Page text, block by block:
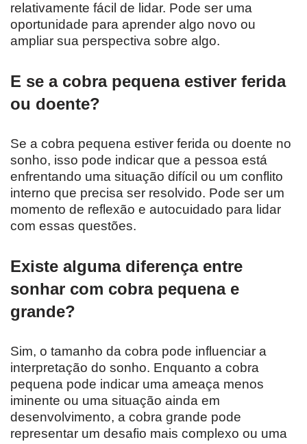
relativamente fácil de lidar. Pode ser uma
oportunidade para aprender algo novo ou
ampliar sua perspectiva sobre algo.
E se a cobra pequena estiver ferida
ou doente?
Se a cobra pequena estiver ferida ou doente no
sonho, isso pode indicar que a pessoa está
enfrentando uma situação difícil ou um conflito
interno que precisa ser resolvido. Pode ser um
momento de reflexão e autocuidado para lidar
com essas questões.
Existe alguma diferença entre
sonhar com cobra pequena e
grande?
Sim, o tamanho da cobra pode influenciar a
interpretação do sonho. Enquanto a cobra
pequena pode indicar uma ameaça menos
iminente ou uma situação ainda em
desenvolvimento, a cobra grande pode
representar um desafio mais complexo ou uma